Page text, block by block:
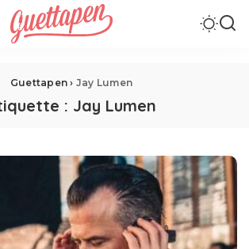
Guettapen › Jay Lumen
: Jay Lumen